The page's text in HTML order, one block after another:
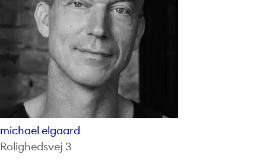
michael elgaard
Rolighedsvej 3